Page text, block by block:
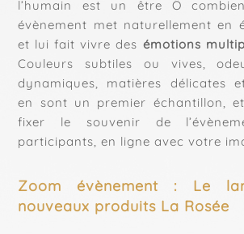
l’humain est un être Ô
évènement met naturellement en
et lui fait vivre des émotions
Couleurs subtiles ou vives,
dynamiques, matières délicates
en sont un premier échantillon,
fixer le souvenir de
participants, en ligne avec votre
Zoom évènement : Le
nouveaux produits La Rosée